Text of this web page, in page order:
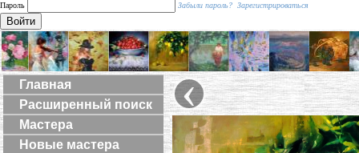
Пароль
Забыли пароль? Зарегистрироваться
Войти
Главная
Расширенный поиск
Мастера
Новые мастера
‹